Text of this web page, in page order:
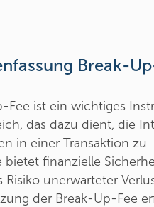
Break-
Fee ist ein wichtiges
das dazu dient, die
in einer Transaktion zu
bietet finanzielle
Risiko unerwarteter
der Break-Up-Fee